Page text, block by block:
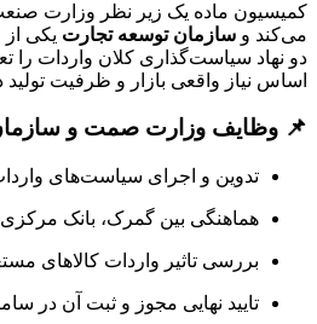
کمیسیون ماده یک زیر نظر وزارت
می‌کند و سازمان توسعه تجارت یکی
دو نهاد سیاست‌گذاری کلان واردات را
اساس نیاز واقعی بازار و ظرفیت
📌 وظایف وزارت صمت و
تدوین و اجرای سیاست‌های
هماهنگی بین گمرک، بانک
بررسی تاثیر واردات کالاهای
تایید نهایی مجوز و ثبت آن در